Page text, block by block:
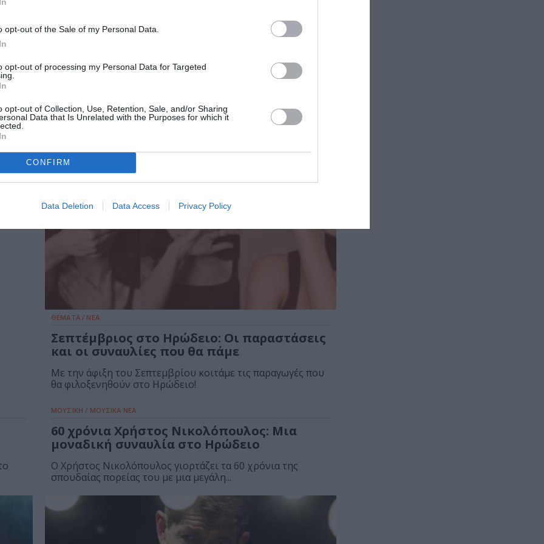
opt-out of the Sale of my Personal Data.
opt-out of processing my Personal Data for Targeted
opt-out of Collection, Use, Retention, Sale, and/or Sharing
Data that Is Unrelated with the Purposes for which it
CONFIRM
Data Deletion Data Access Privacy Policy
ΘΕΜΑΤΑ / ΝΕΑ
Σεπτέμβριος στο Ηρώδειο: Οι παραστάσεις
και οι συναυλίες που θα πάμε
Με την άφιξη του Σεπτεμβρίου κοιτάμε τις παραγωγές που
θα φιλοξενηθούν στο Ηρώδειο!
ΜΟΥΣΙΚΗ / ΜΟΥΣΙΚΑ ΝΕΑ
60 χρόνια Χρήστος Νικολόπουλος: Μια
μοναδική συναυλία στο Ηρώδειο
Ο Χρήστος Νικολόπουλος γιορτάζει τα 60 χρόνια της
σπουδαίας πορείας του με μια μεγάλη...